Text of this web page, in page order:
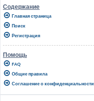
Содержание
Главная страница
Поиск
Регистрация
Помощь
FAQ
Общие правила
Соглашение о конфиденциальности